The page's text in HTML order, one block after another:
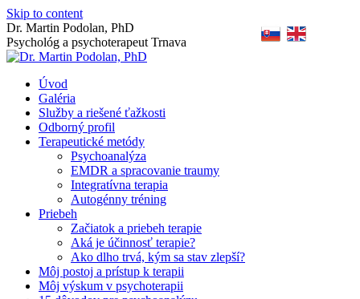
Skip to content
Dr. Martin Podolan, PhD
Psychológ a psychoterapeut Trnava
Úvod
Galéria
Služby a riešené ťažkosti
Odborný profil
Terapeutické metódy
Psychoanalýza
EMDR a spracovanie traumy
Integratívna terapia
Autogénny tréning
Priebeh
Začiatok a priebeh terapie
Aká je účinnosť terapie?
Ako dlho trvá, kým sa stav zlepší?
Môj postoj a prístup k terapii
Môj výskum v psychoterapii